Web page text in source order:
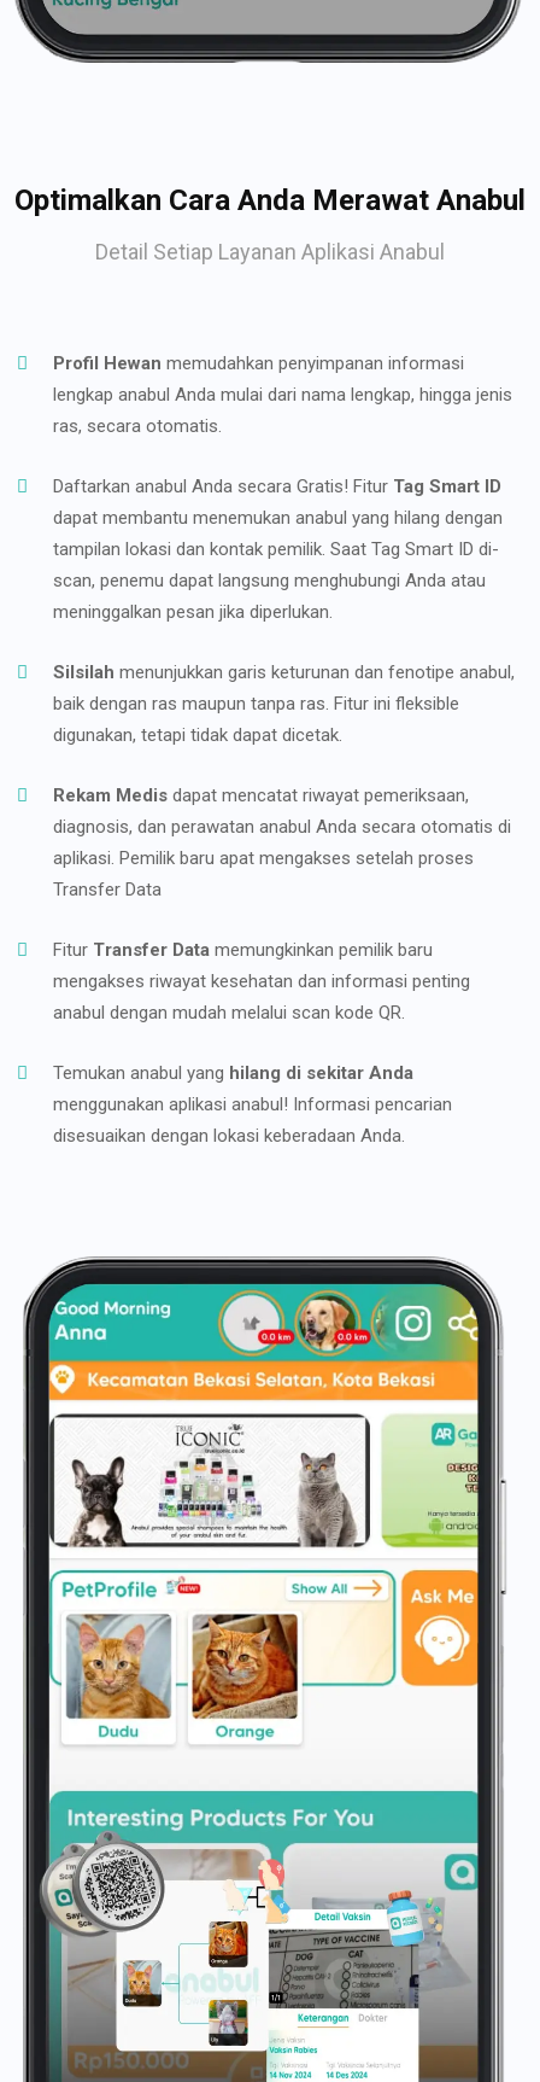
Optimalkan Cara Anda Merawat Anabul
Detail Setiap Layanan Aplikasi Anabul
Profil Hewan memudahkan penyimpanan informasi
lengkap anabul Anda mulai dari nama lengkap, hingga jenis
ras, secara otomatis.
Daftarkan anabul Anda secara Gratis! Fitur Tag Smart ID
dapat membantu menemukan anabul yang hilang dengan
tampilan lokasi dan kontak pemilik. Saat Tag Smart ID di-
scan, penemu dapat langsung menghubungi Anda atau
meninggalkan pesan jika diperlukan.
Silsilah menunjukkan garis keturunan dan fenotipe anabul,
baik dengan ras maupun tanpa ras. Fitur ini fleksible
digunakan, tetapi tidak dapat dicetak.
Rekam Medis dapat mencatat riwayat pemeriksaan,
diagnosis, dan perawatan anabul Anda secara otomatis di
aplikasi. Pemilik baru apat mengakses setelah proses
Transfer Data
Fitur Transfer Data memungkinkan pemilik baru
mengakses riwayat kesehatan dan informasi penting
anabul dengan mudah melalui scan kode QR.
Temukan anabul yang hilang di sekitar Anda
menggunakan aplikasi anabul! Informasi pencarian
disesuaikan dengan lokasi keberadaan Anda.